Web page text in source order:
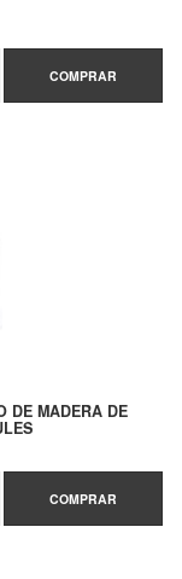
COMPRAR
DE MADERA DE
COMPRAR